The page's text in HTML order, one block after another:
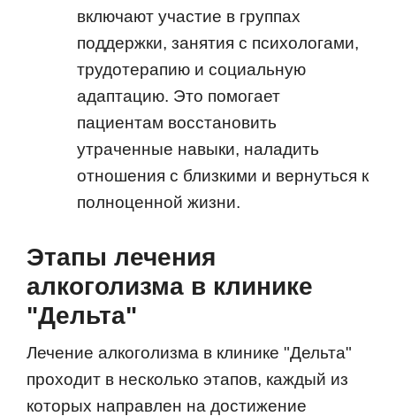
включают участие в группах
поддержки, занятия с психологами,
трудотерапию и социальную
адаптацию. Это помогает
пациентам восстановить
утраченные навыки, наладить
отношения с близкими и вернуться к
полноценной жизни.
Этапы лечения
алкоголизма в клинике
"Дельта"
Лечение алкоголизма в клинике "Дельта"
проходит в несколько этапов, каждый из
которых направлен на достижение